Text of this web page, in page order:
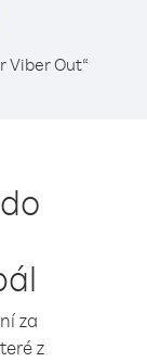
Viber Out“
za
z